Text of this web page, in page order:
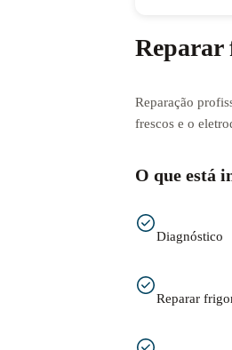
Reparação
frescos e o
O que está
Diagnóstico
Reparar